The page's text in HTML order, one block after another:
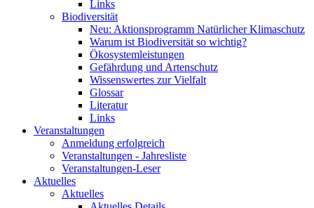
Links
Biodiversität
Neu: Aktionsprogramm Natürlicher Klimaschutz
Warum ist Biodiversität so wichtig?
Ökosystemleistungen
Gefährdung und Artenschutz
Wissenswertes zur Vielfalt
Glossar
Literatur
Links
Veranstaltungen
Anmeldung erfolgreich
Veranstaltungen - Jahresliste
Veranstaltungen-Leser
Aktuelles
Aktuelles